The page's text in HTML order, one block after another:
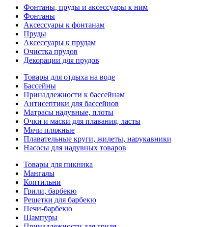
Фонтаны, пруды и аксессуары к ним
Фонтаны
Аксессуары к фонтанам
Пруды
Аксессуары к прудам
Очистка прудов
Декорации для прудов
Товары для отдыха на воде
Бассейны
Принадлежности к бассейнам
Антисептики для бассейнов
Матраcы надувные, плоты
Очки и маски для плавания, ласты
Мячи пляжные
Плавательные круги, жилеты, нарукавники
Насосы для надувных товаров
Товары для пикника
Мангалы
Коптильни
Грили, барбекю
Решетки для барбекю
Печи-барбекю
Шампуры